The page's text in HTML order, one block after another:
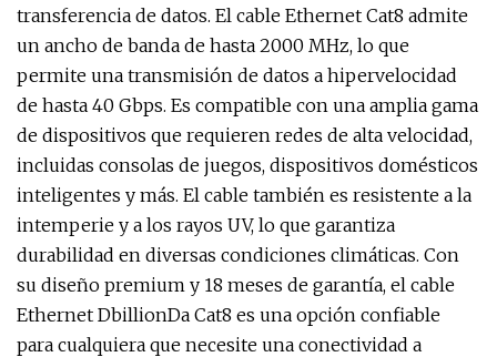
transferencia de datos. El cable Ethernet Cat8 admite
un ancho de banda de hasta 2000 MHz, lo que
permite una transmisión de datos a hipervelocidad
de hasta 40 Gbps. Es compatible con una amplia gama
de dispositivos que requieren redes de alta velocidad,
incluidas consolas de juegos, dispositivos domésticos
inteligentes y más. El cable también es resistente a la
intemperie y a los rayos UV, lo que garantiza
durabilidad en diversas condiciones climáticas. Con
su diseño premium y 18 meses de garantía, el cable
Ethernet DbillionDa Cat8 es una opción confiable
para cualquiera que necesite una conectividad a